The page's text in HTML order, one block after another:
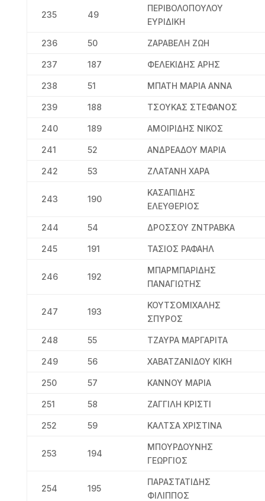
235 49
ΠΕΡΙΒΟΛΟΠΟΥΛΟΥ
ΕΥΡΙΔΙΚΗ
236 50 ΖΑΡΑΒΕΛΗ ΖΩΗ
237 187 ΦΕΛΕΚΙΔΗΣ ΑΡΗΣ
238 51 ΜΠΑΤΗ ΜΑΡΙΑ ΑΝΝΑ
239 188 ΤΣΟΥΚΑΣ ΣΤΕΦΑΝΟΣ
240 189 ΑΜΟΙΡΙΔΗΣ ΝΙΚΟΣ
241 52 ΑΝΔΡΕΑΔΟΥ ΜΑΡΙΑ
242 53 ΖΛΑΤΑΝΗ ΧΑΡΑ
243 190
ΚΑΣΑΠΙΔΗΣ
ΕΛΕΥΘΕΡΙΟΣ
244 54 ΔΡΟΣΣΟΥ ΖΝΤΡΑΒΚΑ
245 191 ΤΑΣΙΟΣ ΡΑΦΑΗΛ
246 192
ΜΠΑΡΜΠΑΡΙΔΗΣ
ΠΑΝΑΓΙΩΤΗΣ
247 193
ΚΟΥΤΣΟΜΙΧΑΛΗΣ
ΣΠΥΡΟΣ
248 55 ΤΖΑΥΡΑ ΜΑΡΓΑΡΙΤΑ
249 56 ΧΑΒΑΤΖΑΝΙΔΟΥ ΚΙΚΗ
250 57 ΚΑΝΝΟΥ ΜΑΡΙΑ
251 58 ΖΑΓΓΙΛΗ ΚΡΙΣΤΙ
252 59 ΚΑΛΤΣΑ ΧΡΙΣΤΙΝΑ
253 194
ΜΠΟΥΡΔΟΥΝΗΣ
ΓΕΩΡΓΙΟΣ
254 195
ΠΑΡΑΣΤΑΤΙΔΗΣ
ΦΙΛΙΠΠΟΣ